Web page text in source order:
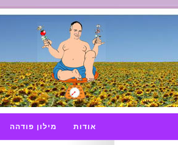
אודות מילון פודהה